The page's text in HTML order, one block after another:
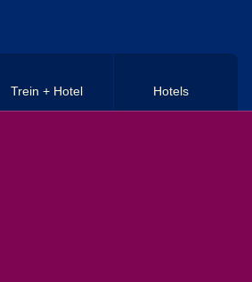
Trein + Hotel Hotels